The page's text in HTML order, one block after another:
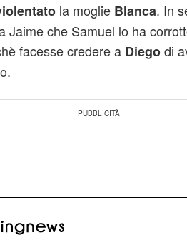
la moglieBlanca. In
Jaime che Samuel lo ha
facesse credere a Diegodi